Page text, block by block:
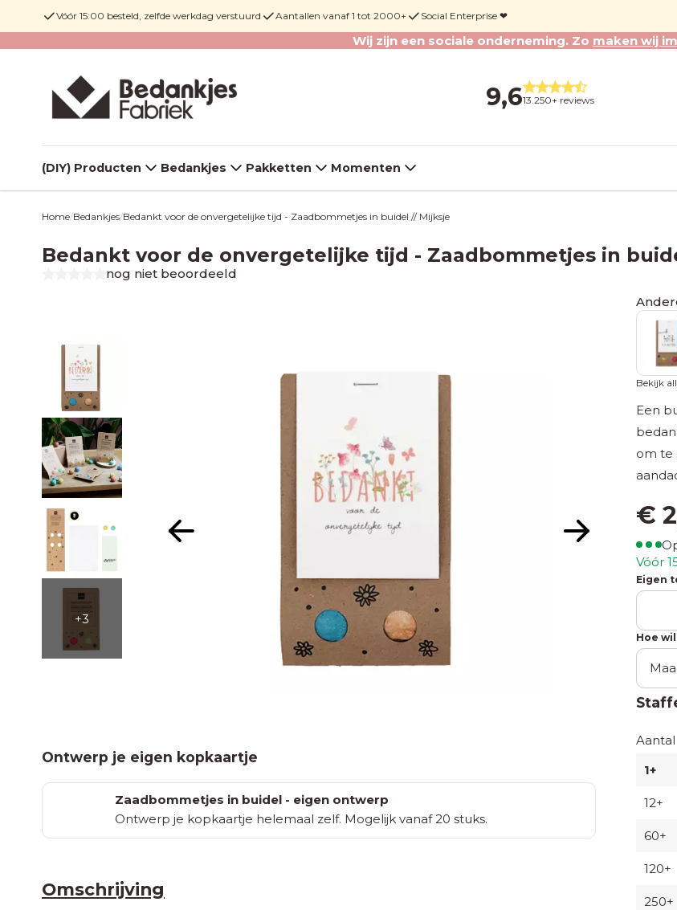
Vóór 15:00 besteld, zelfde werkdag verstuurd Aantallen vanaf 1 tot 2000+ Social Enterprise ❤︎
Wij zijn een sociale onderneming. Zo maken wij
9,613.250+ reviews
(DIY) Producten Bedankjes Pakketten Momenten
Home/Bedankjes/Bedankt voor de onvergetelijke tijd - Zaadbommetjes in buidel // Mijksje
Bedankt voor de onvergetelijke tijd - Zaadbommetjes in
nog niet beoordeeld
Ontwerp je eigen kopkaartje
Zaadbommetjes in buidel - eigen ontwerp
Ontwerp je kopkaartje helemaal zelf. Mogelijk vanaf 20 stuks.
Bekijk
Een
om te
€
Vóór
Eigen
Hoe
Aantal
1+
12+
60+
120+
250+
Omschrijving